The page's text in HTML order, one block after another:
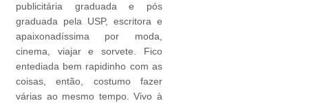
publicitária graduada e pós
graduada pela USP, escritora e
apaixonadíssima por moda,
cinema, viajar e sorvete. Fico
entediada bem rapidinho com as
coisas, então, costumo fazer
várias ao mesmo tempo. Vivo à